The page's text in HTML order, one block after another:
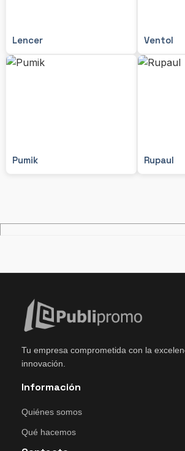
Lencer Ventol
Pumik Rupaul
Tu empresa comprometida con la
innovación.
Información
Quiénes somos
Qué hacemos